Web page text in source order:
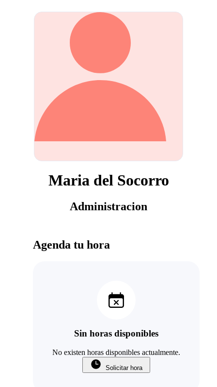
Maria del Socorro
Administracion
Agenda tu hora
Sin horas disponibles
No existen horas disponibles actualmente.
Solicitar hora